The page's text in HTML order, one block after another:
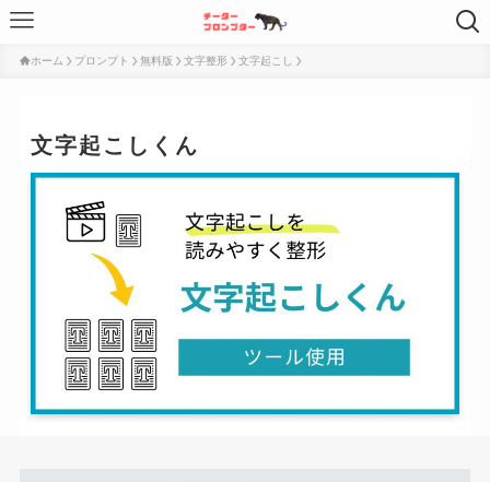
ホーム プロンプト 無料版 文字整形 文字起こし
文字起こしくん